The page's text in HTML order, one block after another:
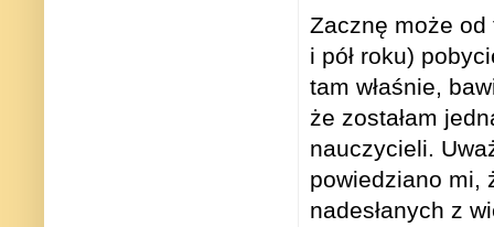
Zacznę może od
i pół roku)
tam właśnie,
że zostałam
nauczycieli.
powiedziano mi,
nadesłanych z